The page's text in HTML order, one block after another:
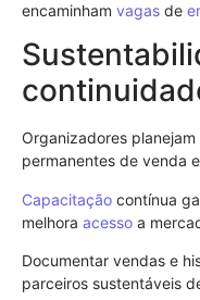
encaminham vagas de
Organizadores
permanentes de venda
Capacitação contínua
melhora acesso a
Documentar vendas e
parceiros sustentáveis